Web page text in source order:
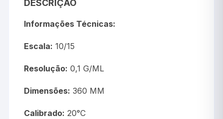
DESCRIÇÃO
Informações Técnicas:
Escala: 10/15
Resolução: 0,1 G/ML
Dimensões: 360 MM
Calibrado: 20°C